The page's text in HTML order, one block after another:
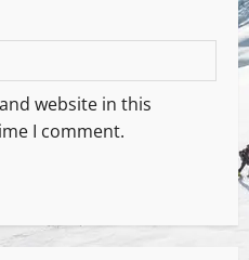
website in this
I comment.